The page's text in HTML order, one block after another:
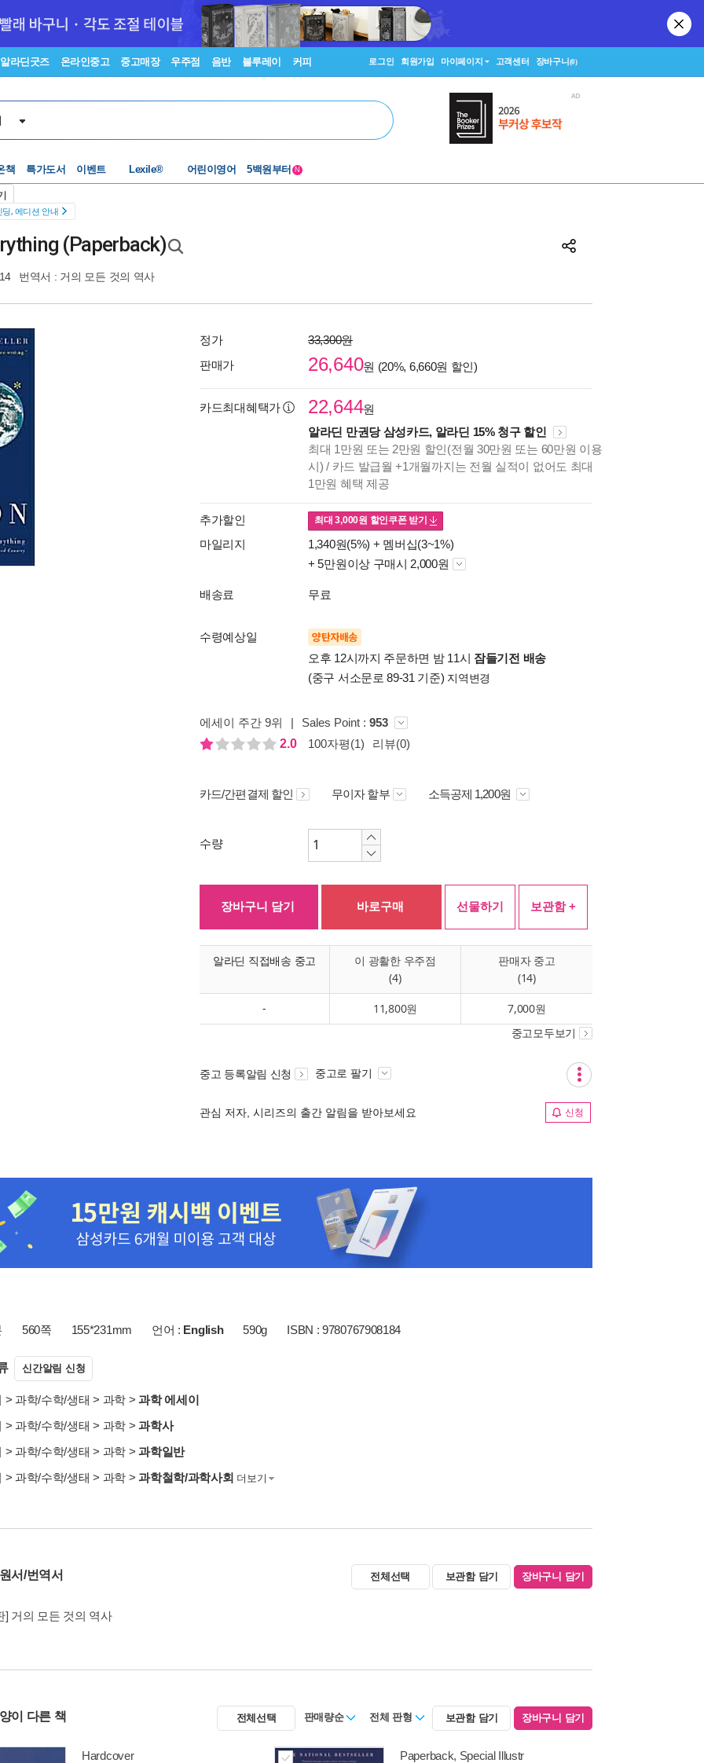
알라딘굿즈 온라인중고 중고매장 우주점 음반 블루레이 커피 로그인 회원가입 마이페이지 고객센터 장바구니(0)
책 특가도서 이벤트
Lexile®
어린이영어
5백원부터
N
딩, 에디션 안내
(Paperback)
번역서 : 거의 모든 것의 역사
정가
33,300원
판매가
26,640원 (20%, 6,660원 할인)
카드최대혜택가 22,644원
알라딘 만권당 삼성카드, 알라딘 15% 청구 할인
최대 1만원 또는 2만원 할인(전월 30만원 또는 60만원 이용
시) / 카드 발급월 +1개월까지는 전월 실적이 없어도 최대
1만원 혜택 제공
추가할인 최대3,000원 할인쿠폰 받기
마일리지 1,340원(5%) + 멤버십(3~1%)
+ 5만원이상 구매시 2,000원
배송료 무료
수령예상일 양탄자배송
오후 12시까지 주문하면 밤 11시 잠들기전 배송
(중구 서소문로 89-31 기준) 지역변경
에세이 주간 9위 | Sales Point : 953
2.0
100자평(1) 리뷰(0)
카드/간편결제 할인 무이자 할부 소득공제 1,200원
수량
장바구니 담기 바로구매 선물하기 보관함 +
알라딘 직접배송 중고
이 광활한 우주점
(4)
판매자 중고
(14)
- 11,800원 7,000원
중고모두보기
중고 등록알림 신청 중고로 팔기
관심 저자, 시리즈의 출간 알림을 받아보세요 신청
560쪽 155*231mm 언어 : English 590g ISBN : 9780767908184
신간알림 신청
> 과학/수학/생태 > 과학 >과학 에세이
> 과학/수학/생태 > 과학 >과학사
> 과학/수학/생태 > 과학 >과학일반
> 과학/수학/생태 > 과학 >과학철학/과학사회 더보기
서/번역서 전체선택 보관함 담기 장바구니 담기
] 거의 모든 것의 역사
이 다른 책 전체선택 판매량순 전체 판형 보관함 담기 장바구니 담기
Hardcover
Paperback, Special Illustr